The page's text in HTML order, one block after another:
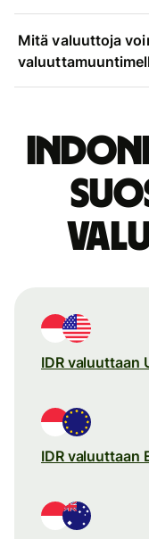
Mitä valuuttoja
IDR valuuttaan
IDR valuuttaan